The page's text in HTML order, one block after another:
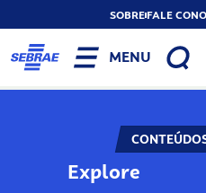
SOBREFALE
MENU
Explore